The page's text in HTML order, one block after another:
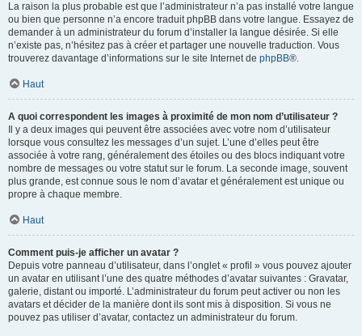
La raison la plus probable est que l’administrateur n’a pas installé votre langue
ou bien que personne n’a encore traduit phpBB dans votre langue. Essayez de
demander à un administrateur du forum d’installer la langue désirée. Si elle
n’existe pas, n’hésitez pas à créer et partager une nouvelle traduction. Vous
trouverez davantage d’informations sur le site Internet de phpBB®.
Haut
A quoi correspondent les images à proximité de mon nom d’utilisateur ?
Il y a deux images qui peuvent être associées avec votre nom d’utilisateur
lorsque vous consultez les messages d’un sujet. L’une d’elles peut être
associée à votre rang, généralement des étoiles ou des blocs indiquant votre
nombre de messages ou votre statut sur le forum. La seconde image, souvent
plus grande, est connue sous le nom d’avatar et généralement est unique ou
propre à chaque membre.
Haut
Comment puis-je afficher un avatar ?
Depuis votre panneau d’utilisateur, dans l’onglet « profil » vous pouvez ajouter
un avatar en utilisant l’une des quatre méthodes d’avatar suivantes : Gravatar,
galerie, distant ou importé. L’administrateur du forum peut activer ou non les
avatars et décider de la manière dont ils sont mis à disposition. Si vous ne
pouvez pas utiliser d’avatar, contactez un administrateur du forum.